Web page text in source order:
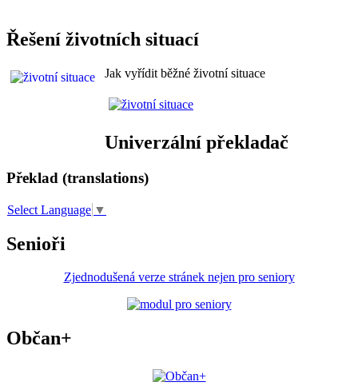
Řešení životních situací
Jak vyřídit běžné životní situace
Univerzální překladač
Překlad (translations)
Select Language ▼
Senioři
Zjednodušená verze stránek nejen pro seniory
Občan+